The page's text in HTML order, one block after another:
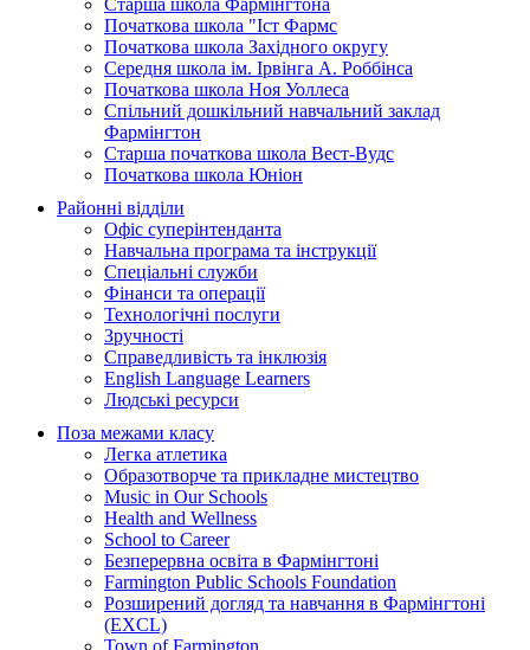
Старша школа Фармінгтона
Початкова школа "Іст Фармс
Початкова школа Західного округу
Середня школа ім. Ірвінга А. Роббінса
Початкова школа Ноя Уоллеса
Спільний дошкільний навчальний заклад
Фармінгтон
Старша початкова школа Вест-Вудс
Початкова школа Юніон
Районні відділи
Офіс суперінтенданта
Навчальна програма та інструкції
Спеціальні служби
Фінанси та операції
Технологічні послуги
Зручності
Справедливість та інклюзія
English Language Learners
Людські ресурси
Поза межами класу
Легка атлетика
Образотворче та прикладне мистецтво
Music in Our Schools
Health and Wellness
School to Career
Безперервна освіта в Фармінгтоні
Farmington Public Schools Foundation
Розширений догляд та навчання в Фармінгтоні
(EXCL)
Town of Farmington